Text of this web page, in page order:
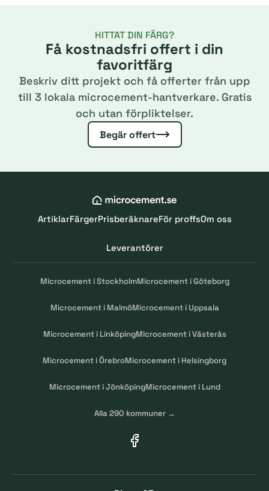
HITTAT DIN FÄRG?
Få kostnadsfri offert i din
favoritfärg
Beskriv ditt projekt och få offerter från upp
till 3 lokala microcement-hantverkare. Gratis
och utan förpliktelser.
Begär offert
ArtiklarFärgerPrisberäknareFör proffsOm oss
Leverantörer
Microcement i StockholmMicrocement i Göteborg
Microcement i MalmöMicrocement i Uppsala
Microcement i LinköpingMicrocement i Västerås
Microcement i ÖrebroMicrocement i Helsingborg
Microcement i JönköpingMicrocement i Lund
Alla 290 kommuner →